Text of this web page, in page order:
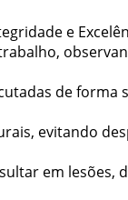
e
de
evitando
em lesões,